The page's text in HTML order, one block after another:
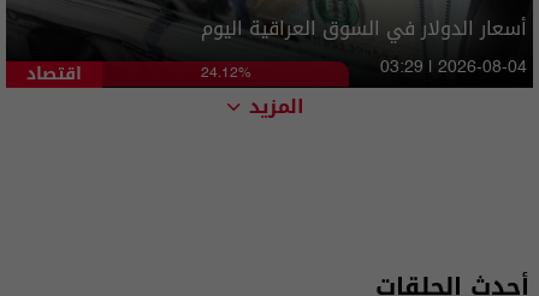
أسعار الدولار في السوق العراقية اليوم
اقتصاد 24.12% 03:29 | 2026-08-04
المزيد
أحدث الحلقات